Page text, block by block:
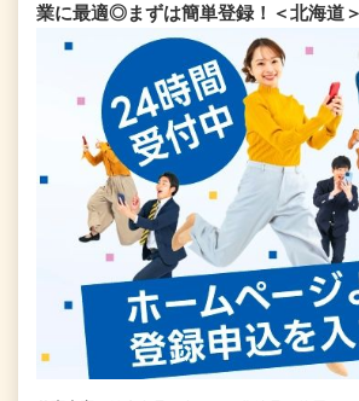
業に最適◎まずは簡単登録！＜北海道＞